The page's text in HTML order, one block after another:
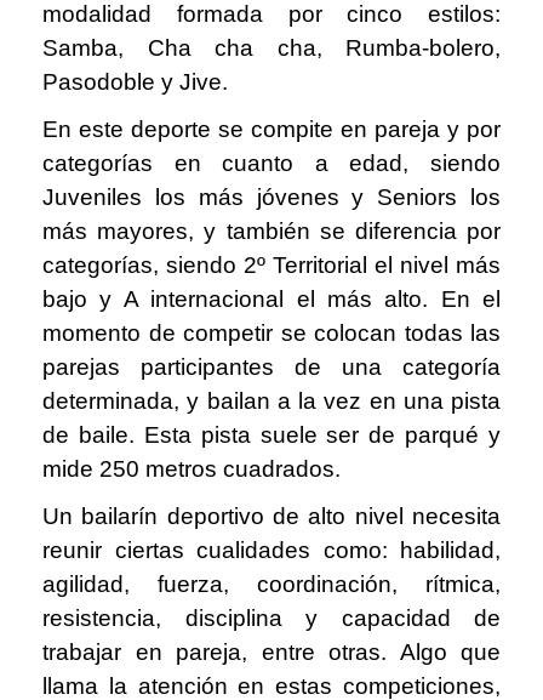
modalidad formada por cinco estilos:
Samba, Cha cha cha, Rumba-bolero,
Pasodoble y Jive.
En este deporte se compite en pareja y por
categorías en cuanto a edad, siendo
Juveniles los más jóvenes y Seniors los
más mayores, y también se diferencia por
categorías, siendo 2º Territorial el nivel más
bajo y A internacional el más alto. En el
momento de competir se colocan todas las
parejas participantes de una categoría
determinada, y bailan a la vez en una pista
de baile. Esta pista suele ser de parqué y
mide 250 metros cuadrados.
Un bailarín deportivo de alto nivel necesita
reunir ciertas cualidades como: habilidad,
agilidad, fuerza, coordinación, rítmica,
resistencia, disciplina y capacidad de
trabajar en pareja, entre otras. Algo que
llama la atención en estas competiciones,